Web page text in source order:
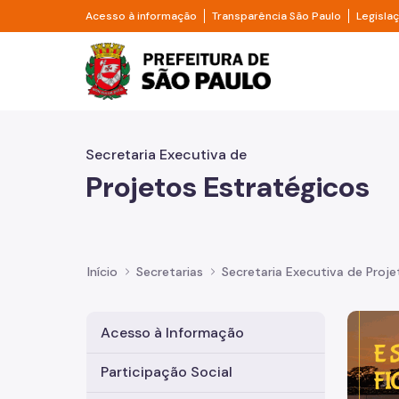
Pular para o Conteúdo principal
Acesso à informação Divisor de acesso à informação
Transparência São Paulo Divisor
Prefeitura de São
Secretaria Executiva de
Projetos Estratégicos
Início Secretarias Secretaria Executiva de
Acesso à Informação
Participação Social